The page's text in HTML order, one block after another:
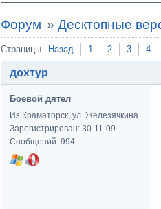
Форум » Десктопные
Страницы Назад 1 2 3 4
дохтур
Боевой дятел
Из Краматорск, ул. Железячкина
Зарегистрирован: 30-11-09
Сообщений: 994